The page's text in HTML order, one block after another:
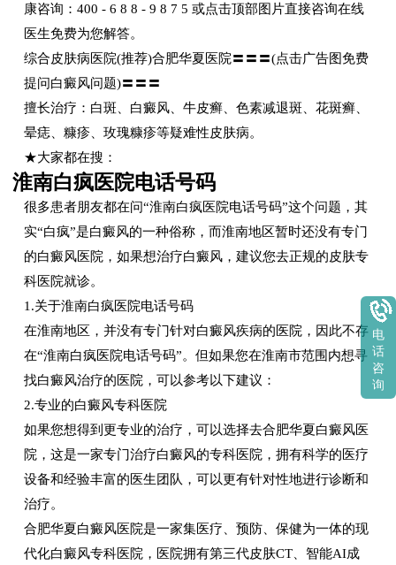
康咨询：400 - 6 8 8 - 9 8 7 5 或点击顶部图片直接咨询在线
医生免费为您解答。
综合皮肤病医院(推荐)合肥华夏医院〓〓〓(点击广告图免费
提问白癜风问题)〓〓〓
擅长治疗：白斑、白癜风、牛皮癣、色素减退斑、花斑癣、
晕痣、糠疹、玫瑰糠疹等疑难性皮肤病。
★大家都在搜：
淮南白疯医院电话号码
很多患者朋友都在问“淮南白疯医院电话号码”这个问题，其
实“白疯”是白癜风的一种俗称，而淮南地区暂时还没有专门
的白癜风医院，如果想治疗白癜风，建议您去正规的皮肤专
科医院就诊。
1.关于淮南白疯医院电话号码
在淮南地区，并没有专门针对白癜风疾病的医院，因此不存
在“淮南白疯医院电话号码”。但如果您在淮南市范围内想寻
找白癜风治疗的医院，可以参考以下建议：
2.专业的白癜风专科医院
如果您想得到更专业的治疗，可以选择去合肥华夏白癜风医
院，这是一家专门治疗白癜风的专科医院，拥有科学的医疗
设备和经验丰富的医生团队，可以更有针对性地进行诊断和
治疗。
合肥华夏白癜风医院是一家集医疗、预防、保健为一体的现
代化白癜风专科医院，医院拥有第三代皮肤CT、智能AI成
电
话
咨
询